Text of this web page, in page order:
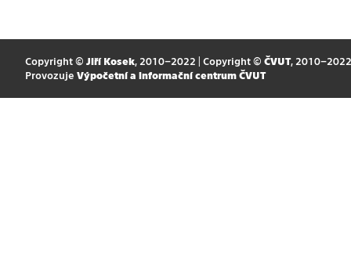
Copyright © Jiří Kosek, 2010–2022 | Copyright © ČVUT, 2010–2022
Provozuje Výpočetní a informační centrum ČVUT